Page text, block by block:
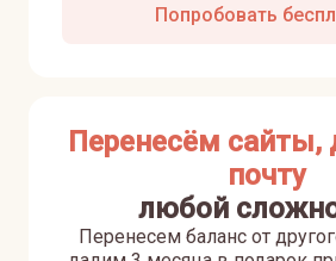
Попробовать
Перенесём
почту
любой
Перенесем баланс от